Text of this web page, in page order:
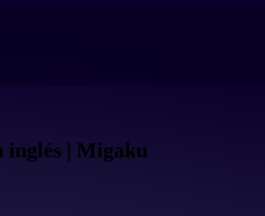
inglés | Migaku